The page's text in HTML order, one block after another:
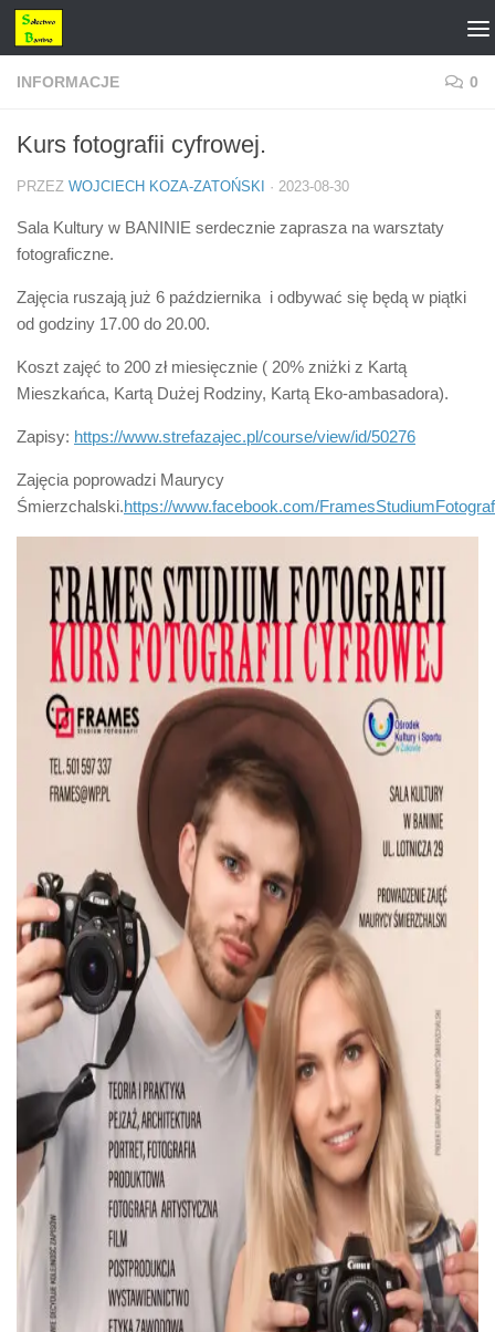
Przejdź do treści
INFORMACJE 0
Kurs fotografii cyfrowej.
PRZEZ WOJCIECH KOZA-ZATOŃSKI · 2023-08-30
Sala Kultury w BANINIE serdecznie zaprasza na warsztaty
fotograficzne.
Zajęcia ruszają już 6 października i odbywać się będą w piątki
od godziny 17.00 do 20.00.
Koszt zajęć to 200 zł miesięcznie ( 20% zniżki z Kartą
Mieszkańca, Kartą Dużej Rodziny, Kartą Eko-ambasadora).
Zapisy: https://www.strefazajec.pl/course/view/id/50276
Zajęcia poprowadzi Maurycy
Śmierzchalski.https://www.facebook.com/